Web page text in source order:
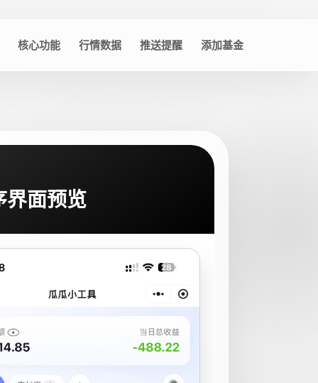
核心功能 行情数据 推送提醒 添加基金
界面预览